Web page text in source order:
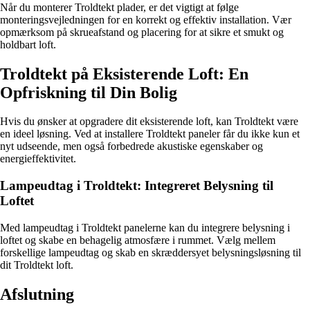
Når du monterer Troldtekt plader, er det vigtigt at følge
monteringsvejledningen for en korrekt og effektiv installation. Vær
opmærksom på skrueafstand og placering for at sikre et smukt og
holdbart loft.
Troldtekt på Eksisterende Loft: En
Opfriskning til Din Bolig
Hvis du ønsker at opgradere dit eksisterende loft, kan Troldtekt være
en ideel løsning. Ved at installere Troldtekt paneler får du ikke kun et
nyt udseende, men også forbedrede akustiske egenskaber og
energieffektivitet.
Lampeudtag i Troldtekt: Integreret Belysning til
Loftet
Med lampeudtag i Troldtekt panelerne kan du integrere belysning i
loftet og skabe en behagelig atmosfære i rummet. Vælg mellem
forskellige lampeudtag og skab en skræddersyet belysningsløsning til
dit Troldtekt loft.
Afslutning